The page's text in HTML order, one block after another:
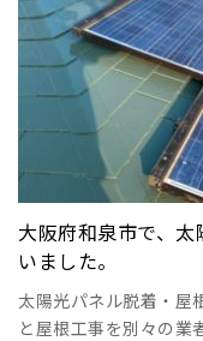
大阪府和泉市で、
いました。
太陽光パネル脱着・屋
と屋根工事を別々の業